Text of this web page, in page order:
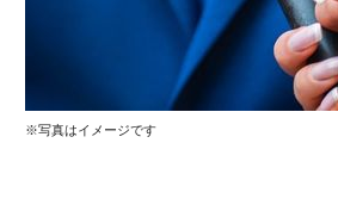
※写真はイメージです